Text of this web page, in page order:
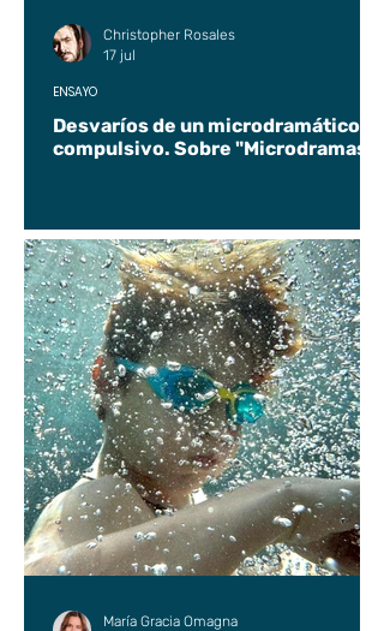
Desvaríos de un microdramático
compulsivo. Sobre "Microdramas".
ENSAYO
Christopher Rosales
17 jul
María Gracia Omagna